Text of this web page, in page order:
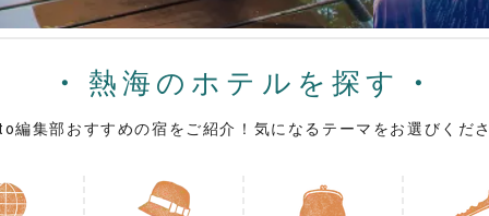
熱海のホテルを探す
編集部おすすめの宿をご紹介！気になるテーマをお選びくだ